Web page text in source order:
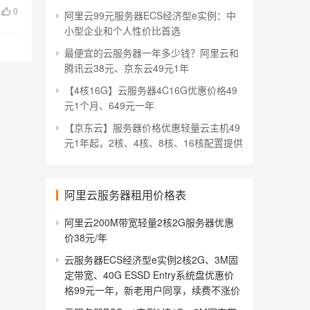
0
阿里云99元服务器ECS经济型e实例：中
小型企业和个人性价比首选
最便宜的云服务器一年多少钱？阿里云和
腾讯云38元、京东云49元1年
【4核16G】云服务器4C16G优惠价格49
元1个月、649元一年
【京东云】服务器价格优惠轻量云主机49
元1年起，2核、4核、8核、16核配置提供
阿里云服务器租用价格表
阿里云200M带宽轻量2核2G服务器优惠
价38元/年
云服务器ECS经济型e实例2核2G、3M固
定带宽、40G ESSD Entry系统盘优惠价
格99元一年，新老用户同享，续费不涨价